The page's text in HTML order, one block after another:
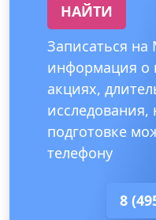
НАЙТИ
Записаться на
информация о
акциях,
подготовке
телефону
8